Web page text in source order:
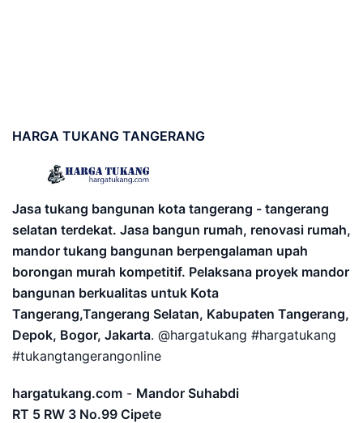
HARGA TUKANG TANGERANG
Jasa tukang bangunan kota tangerang - tangerang
selatan terdekat. Jasa bangun rumah, renovasi rumah,
mandor tukang bangunan berpengalaman upah
borongan murah kompetitif. Pelaksana proyek mandor
bangunan berkualitas untuk Kota
Tangerang,Tangerang Selatan, Kabupaten Tangerang,
Depok, Bogor, Jakarta. @hargatukang #hargatukang
#tukangtangerangonline
hargatukang.com - Mandor Suhabdi
RT 5 RW 3 No.99 Cipete